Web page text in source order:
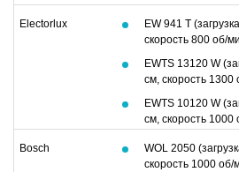
Electorlux
EW 941 T
скорость 800 об/
EWTS 13120 W
см, скорость 1300
EWTS 10120 W
см, скорость 1000
Bosch
WOL 2050
скорость 1000 об/